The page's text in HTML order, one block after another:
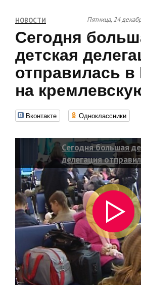
НОВОСТИ Пятница, 24
Сегодня
детская
отправилась
на
Вконтакте Одноклассники
Сегодня большая
делегация
на кремлевскую